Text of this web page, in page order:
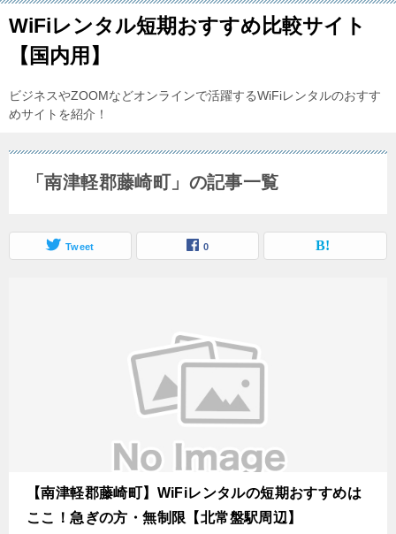
WiFiレンタル短期おすすめ比較サイト
【国内用】
ビジネスやZOOMなどオンラインで活躍するWiFiレンタルのおすす
めサイトを紹介！
「南津軽郡藤崎町」の記事一覧
Tweet 0
【南津軽郡藤崎町】WiFiレンタルの短期おすすめは
ここ！急ぎの方・無制限【北常盤駅周辺】